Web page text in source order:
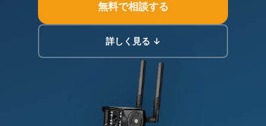
無料で相談する
詳しく見る ↓